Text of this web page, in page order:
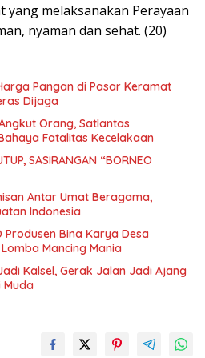
yang melaksanakan Perayaan
nyaman dan sehat. (20)
Pangan di Pasar Keramat
Dijaga
Orang, Satlantas
Fatalitas Kecelakaan
SASIRANGAN “BORNEO
Antar Umat Beragama,
Indonesia
Produsen Bina Karya Desa
Mancing Mania
Kalsel, Gerak Jalan Jadi Ajang
Muda